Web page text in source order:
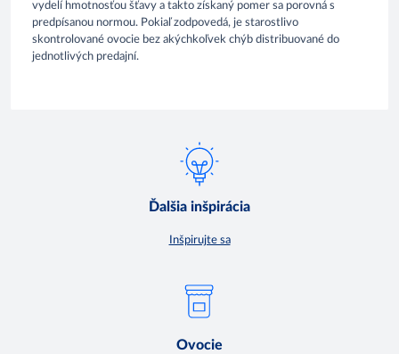
vydelí hmotnosťou šťavy a takto získaný pomer sa porovná s
predpísanou normou. Pokiaľ zodpovedá, je starostlivo
skontrolované ovocie bez akýchkoľvek chýb distribuované do
jednotlivých predajní.
Ďalšia inšpirácia
Inšpirujte sa
Ovocie